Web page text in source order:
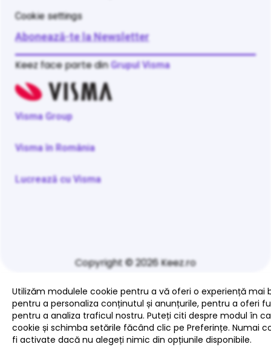
Cookie settings
Abonează-te la Newsletter
Keez face parte dinGrupul Visma
Visma Group
Visma în România
Lucrează cu Visma
Copyright © 2026 Keez.ro